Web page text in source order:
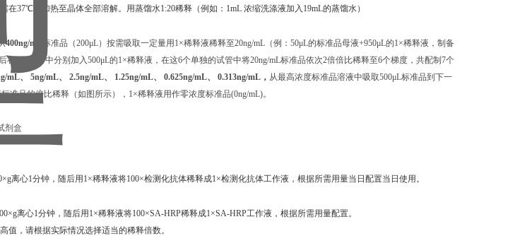
在37℃下加热⾄晶体全部溶解。用蒸馏水1:20稀释（例如：1mL 浓缩洗涤液加入19mL的蒸馏水）
400ng/mL 标准品（200μL）按需吸取一定量用1×稀释液稀释至20ng/mL（例：50μL的标准品母液+950μL的1×稀释液，制备
在6个试管中分别加入500μL的1×稀释液，在这6个单独的试管中将20ng/mL标准品依次2倍倍比稀释至6个梯度，共配制7个
mL、 5ng/mL、 2.5ng/mL、 1.25ng/mL、 0.625ng/mL、 0.313ng/mL， 从最高浓度标准品溶液中吸取500μL标准品到下一
准品的倍比稀释（如图所示），1×稀释液用作零浓度标准品(0ng/mL)。
离心1分钟，随后用1×稀释液将100×检测化抗体稀释成1×检测化抗体工作液，根据所需用量当日配置当日使用。
离心1分钟，随后用1×稀释液将100×SA-HRP稀释成1×SA-HRP工作液，根据所需用量配置。
值，请根据实际情况选择适当的稀释倍数。